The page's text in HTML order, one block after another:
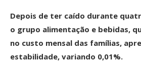
Depois de ter caído durante
o grupo alimentação e bebidas,
no custo mensal das famílias,
estabilidade, variando 0,01%.